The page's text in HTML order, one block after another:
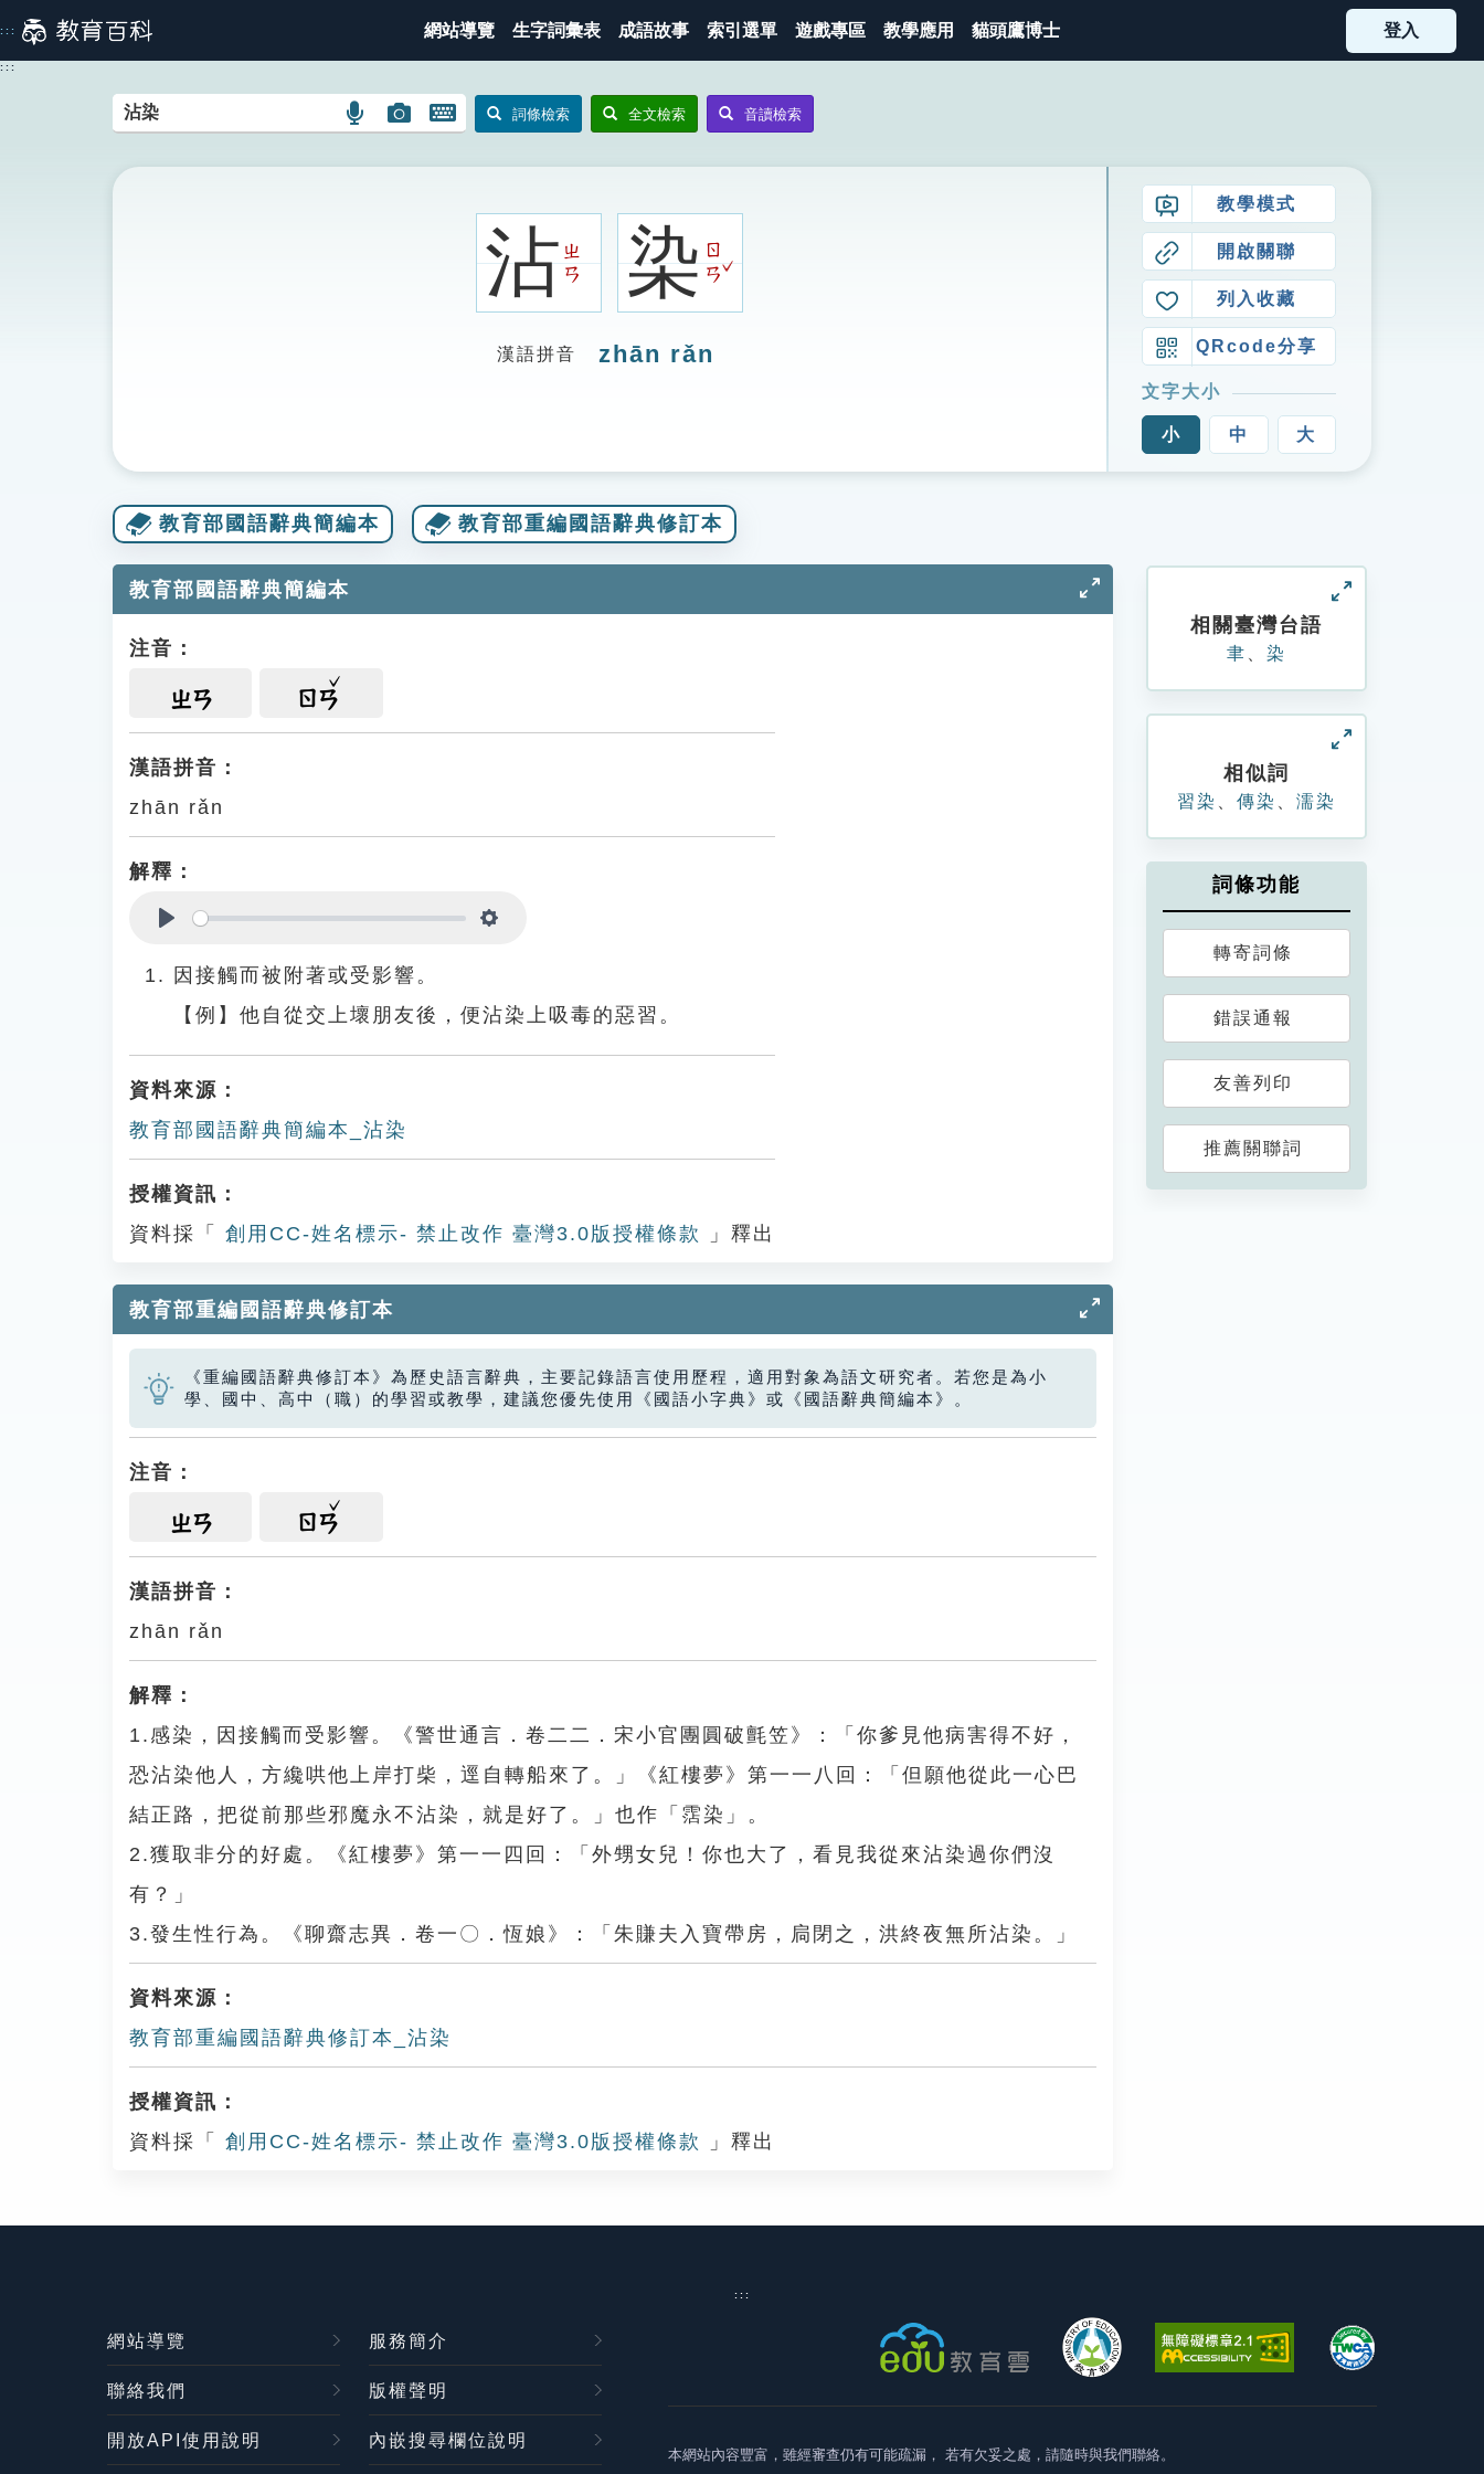
到
主
::: 網站導覽 生字詞彙表 成語故事 索引選單 遊戲專區 教學應用 貓頭鷹博士 登入
:::
語
搜
圖
搜
開
鍵
詞條檢索 全文檢索 音讀檢索
沾ㄓ
ㄢ
染ㄖ
ㄢ
ˇ
漢語拼音 zhān rǎn
教學模式
開啟關聯
列入收藏
QRcode分享
文字大小
小 中 大
教育部國語辭典簡編本 教育部重編國語辭典修訂本
教育部國語辭典簡編本
注音：
ㄓㄢ ㄖㄢ
漢語拼音：
zhān rǎn
解釋：
因接觸而被附著或受影響。
【例】他自從交上壞朋友後，便沾染上吸毒的惡習。
資料來源：
教育部國語辭典簡編本_沾染
授權資訊：
資料採「
創用CC-姓名標示- 禁止改作 臺灣3.0版授權條款 」釋出
教育部重編國語辭典修訂本
《重編國語辭典修訂本》為歷史語言辭典，主要記錄語言使用歷程，適用對象為語文研究者。若您是為小
學、國中、高中（職）的學習或教學，建議您優先使用《國語小字典》或《國語辭典簡編本》。
注音：
ㄓㄢ ㄖㄢ
漢語拼音：
zhān rǎn
解釋：
1.感染，因接觸而受影響。《警世通言．卷二二．宋小官團圓破氈笠》：「你爹見他病害得不好，
恐沾染他人，方纔哄他上岸打柴，逕自轉船來了。」《紅樓夢》第一一八回：「但願他從此一心巴
結正路，把從前那些邪魔永不沾染，就是好了。」也作「霑染」。
2.獲取非分的好處。《紅樓夢》第一一四回：「外甥女兒！你也大了，看見我從來沾染過你們沒
有？」
3.發生性行為。《聊齋志異．卷一〇．恆娘》：「朱賺夫入寶帶房，扃閉之，洪終夜無所沾染。」
資料來源：
教育部重編國語辭典修訂本_沾染
授權資訊：
資料採「
創用CC-姓名標示- 禁止改作 臺灣3.0版授權條款 」釋出
相關臺灣台語
聿 染
相似詞
習染 傳染 濡染
詞條功能
轉寄詞條
錯誤通報
友善列印
推薦關聯詞
:::
網站導覽 服務簡介
聯絡我們 版權聲明
開放API使用說明 內嵌搜尋欄位說明
本網站內容豐富，雖經審查仍有可能疏漏， 若有欠妥之處，請隨時與我們聯絡。